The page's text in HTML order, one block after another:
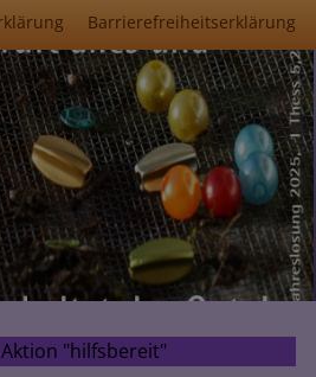
Barrierefreiheitserklärung
Aktion "hilfsbereit"